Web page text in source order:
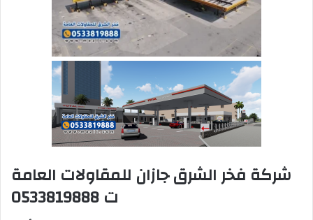
شركة فخر الشرق جازان للمقاولات العامة
ت 0533819888